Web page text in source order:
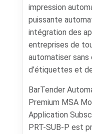
impression
puissante
intégration des
entreprises de
automatiser sans
d’étiquettes et
BarTender
Premium MSA
Application
PRT-SUB-P est